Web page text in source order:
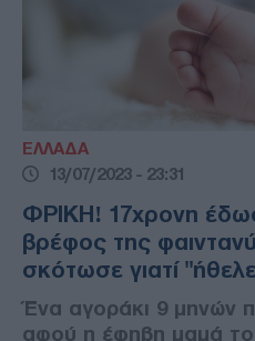
ΕΛΛΑΔΑ
13/07/2023 - 23:31
ΦΡΙΚΗ! 17χρονη
βρέφος της
σκότωσε γιατί
Ένα αγοράκι 9 μηνών
αφού η έφηβη μαμά